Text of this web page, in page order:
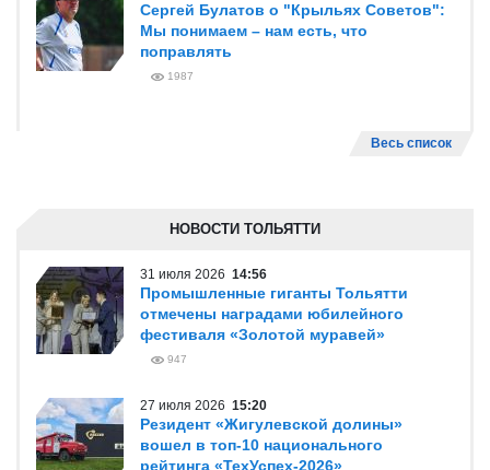
Сергей Булатов о "Крыльях Советов":
Мы понимаем – нам есть, что
поправлять
1987
Весь список
НОВОСТИ ТОЛЬЯТТИ
31 июля 2026 14:56
Промышленные гиганты Тольятти
отмечены наградами юбилейного
фестиваля «Золотой муравей»
947
27 июля 2026 15:20
Резидент «Жигулевской долины»
вошел в топ-10 национального
рейтинга «ТехУспех-2026»